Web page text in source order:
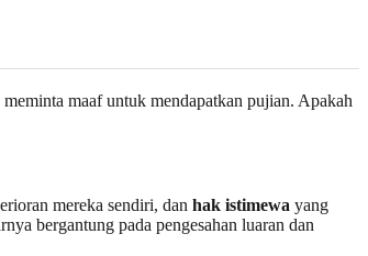
maaf untuk mendapatkan pujian. Apakah
mereka sendiri, dan hak istimewa yang
bergantung pada pengesahan luaran dan